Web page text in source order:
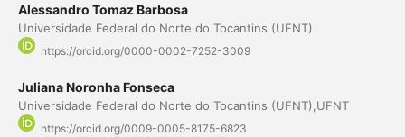
Alessandro Tomaz Barbosa
Universidade Federal do Norte do Tocantins (UFNT)
https://orcid.org/0000-0002-7252-3009
Juliana Noronha Fonseca
Universidade Federal do Norte do Tocantins (UFNT),UFNT
https://orcid.org/0009-0005-8175-6823